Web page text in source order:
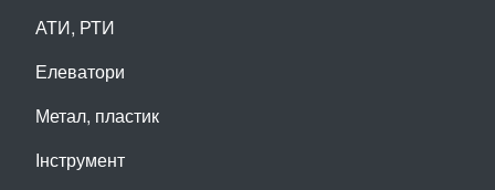
АТИ, РТИ
Елеватори
Метал, пластик
Інструмент